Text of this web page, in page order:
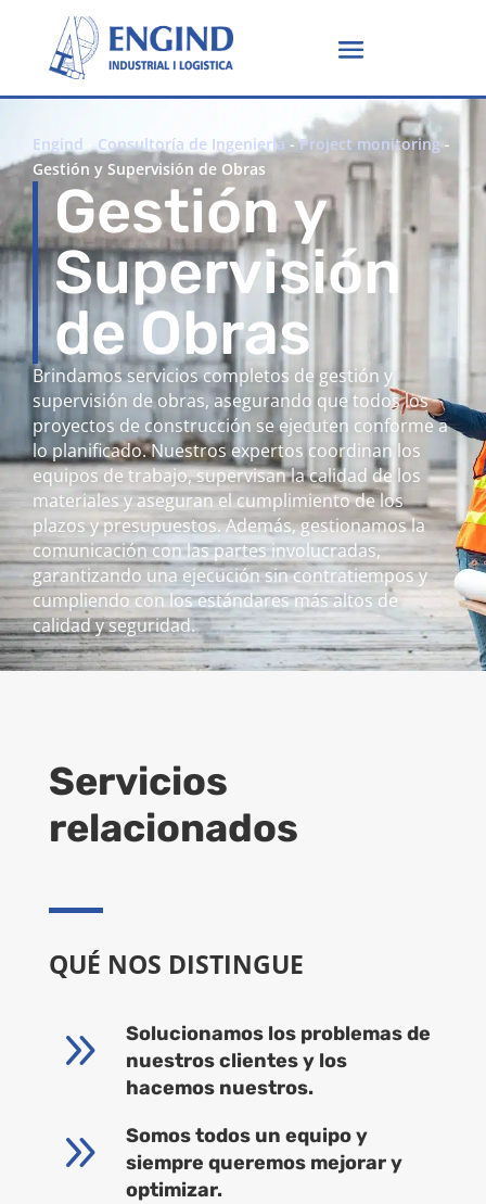
Engind -Consultoría de Ingeniería -Project monitoring -
Gestión y Supervisión de Obras
Gestión y
Supervisión
de Obras
Brindamos servicios completos de gestión y
supervisión de obras, asegurando que todos los
proyectos de construcción se ejecuten conforme a
lo planificado. Nuestros expertos coordinan los
equipos de trabajo, supervisan la calidad de los
materiales y aseguran el cumplimiento de los
plazos y presupuestos. Además, gestionamos la
comunicación con las partes involucradas,
garantizando una ejecución sin contratiempos y
cumpliendo con los estándares más altos de
calidad y seguridad.
Servicios
relacionados
QUÉ NOS DISTINGUE
9
Solucionamos los problemas de
nuestros clientes y los
hacemos nuestros.
9
Somos todos un equipo y
siempre queremos mejorar y
optimizar.